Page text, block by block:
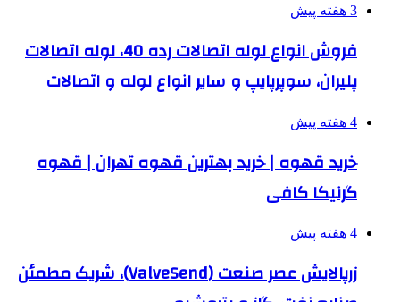
3 هفته پیش
فروش انواع لوله اتصالات رده 40، لوله اتصالات
پلیران، سوپرپایپ و سایر انواع لوله و اتصالات
4 هفته پیش
خرید قهوه | خرید بهترین قهوه تهران | قهوه
گرنیکا کافی
4 هفته پیش
زرپالایش عصر صنعت (ValveSend)، شریک مطمئن